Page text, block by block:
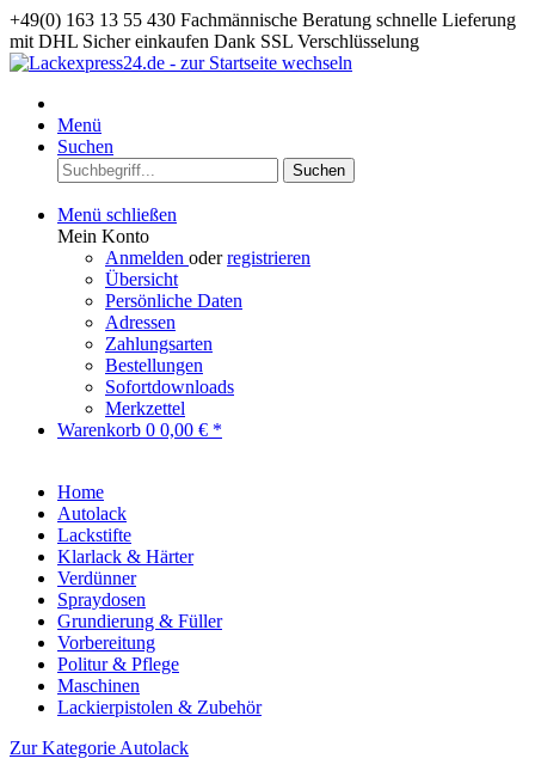
+49(0) 163 13 55 430 Fachmännische Beratung schnelle Lieferung
mit DHL Sicher einkaufen Dank SSL Verschlüsselung
Menü
Suchen
Suchen
Menü schließen
Mein Konto
Anmelden oderregistrieren
Übersicht
Persönliche Daten
Adressen
Zahlungsarten
Bestellungen
Sofortdownloads
Merkzettel
Warenkorb 0 0,00 € *
Home
Autolack
Lackstifte
Klarlack & Härter
Verdünner
Spraydosen
Grundierung & Füller
Vorbereitung
Politur & Pflege
Maschinen
Lackierpistolen & Zubehör
Zur Kategorie Autolack